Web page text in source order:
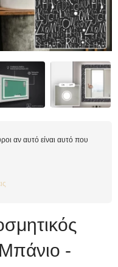
αν αυτό είναι αυτό που
-